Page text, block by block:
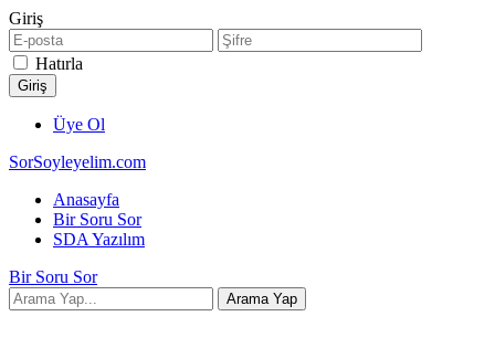
Giriş
Hatırla
Üye Ol
SorSoyleyelim.com
Anasayfa
Bir Soru Sor
SDA Yazılım
Bir Soru Sor